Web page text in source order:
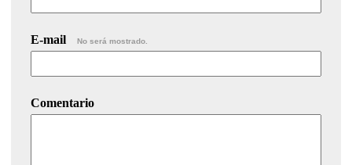
E-mail No será mostrado.
Comentario